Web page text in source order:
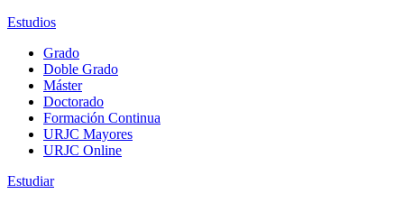
Estudios
Grado
Doble Grado
Máster
Doctorado
Formación Continua
URJC Mayores
URJC Online
Estudiar